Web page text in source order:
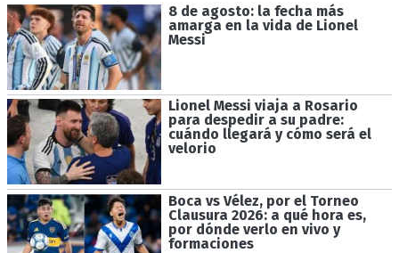
8 de agosto: la fecha más
amarga en la vida de Lionel
Messi
Lionel Messi viaja a Rosario
para despedir a su padre:
cuándo llegará y cómo será el
velorio
Boca vs Vélez, por el Torneo
Clausura 2026: a qué hora es,
por dónde verlo en vivo y
formaciones